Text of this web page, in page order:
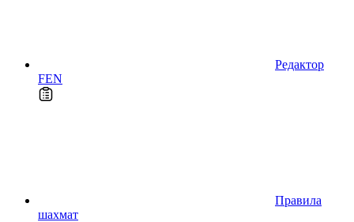
Редактор
FEN
Правила
шахмат